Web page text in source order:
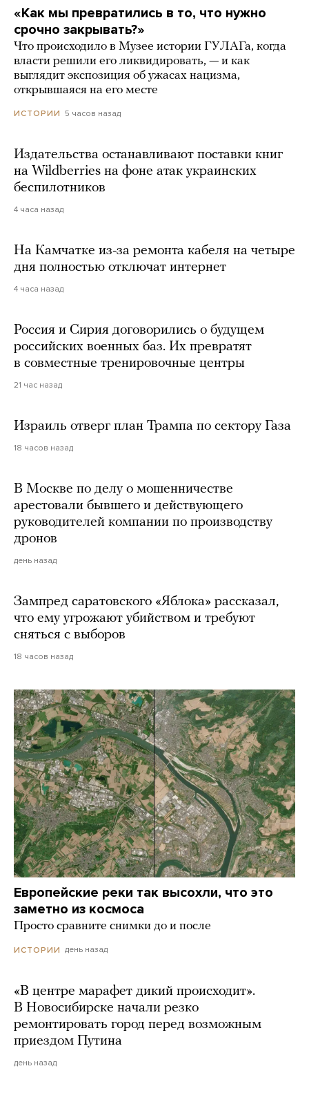
«Как мы превратились в то, что нужно
срочно закрывать?»
Что происходило в Музее истории ГУЛАГа, когда
власти решили его ликвидировать, — и как
выглядит экспозиция об ужасах нацизма,
открывшаяся на его месте
ИСТОРИИ 5 часов назад
Издательства останавливают поставки книг
на Wildberries на фоне атак украинских
беспилотников
4 часа назад
На Камчатке из-за ремонта кабеля на четыре
дня полностью отключат интернет
4 часа назад
Россия и Сирия договорились о будущем
российских военных баз. Их превратят
в совместные тренировочные центры
21 час назад
Израиль отверг план Трампа по сектору Газа
18 часов назад
В Москве по делу о мошенничестве
арестовали бывшего и действующего
руководителей компании по производству
дронов
день назад
Зампред саратовского «Яблока» рассказал,
что ему угрожают убийством и требуют
сняться с выборов
18 часов назад
Европейские реки так высохли, что это
заметно из космоса
Просто сравните снимки до и после
ИСТОРИИ день назад
«В центре марафет дикий происходит».
В Новосибирске начали резко
ремонтировать город перед возможным
приездом Путина
день назад